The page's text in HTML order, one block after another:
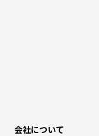
会社について